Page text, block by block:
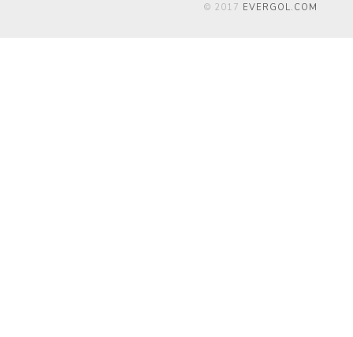
© 2017 EVERGOL.COM